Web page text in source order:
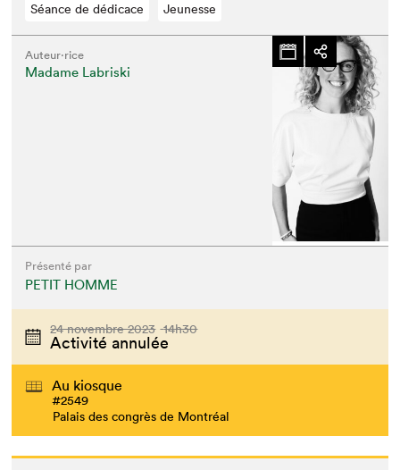
Séance de dédicace Jeunesse
Auteur·rice
Madame Labriski
Présenté par
PETIT HOMME
24 novembre 2023 14h30
Activité annulée
Au kiosque
#2549
Palais des congrès de Montréal